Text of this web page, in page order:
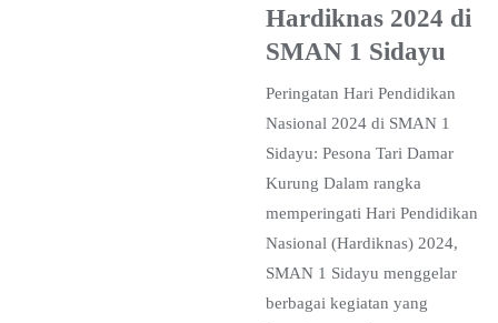
Hardiknas 2024 di
SMAN 1 Sidayu
Peringatan Hari Pendidikan
Nasional 2024 di SMAN 1
Sidayu: Pesona Tari Damar
Kurung Dalam rangka
memperingati Hari Pendidikan
Nasional (Hardiknas) 2024,
SMAN 1 Sidayu menggelar
berbagai kegiatan yang